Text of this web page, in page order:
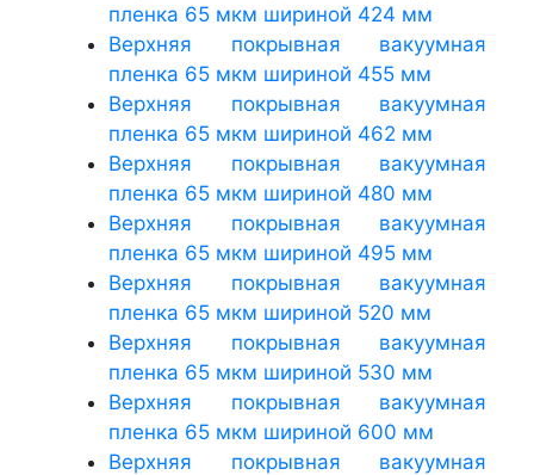
пленка 65 мкм шириной 424 мм
Верхняя покрывная вакуумная
пленка 65 мкм шириной 455 мм
Верхняя покрывная вакуумная
пленка 65 мкм шириной 462 мм
Верхняя покрывная вакуумная
пленка 65 мкм шириной 480 мм
Верхняя покрывная вакуумная
пленка 65 мкм шириной 495 мм
Верхняя покрывная вакуумная
пленка 65 мкм шириной 520 мм
Верхняя покрывная вакуумная
пленка 65 мкм шириной 530 мм
Верхняя покрывная вакуумная
пленка 65 мкм шириной 600 мм
Верхняя покрывная вакуумная